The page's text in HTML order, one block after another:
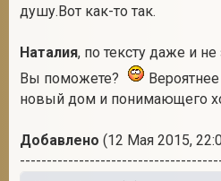
душу.Вот как-то так.
Наталия, по тексту даже и
Вы поможете?
новый дом и понимающего
Добавлено (12 Мая 2015,